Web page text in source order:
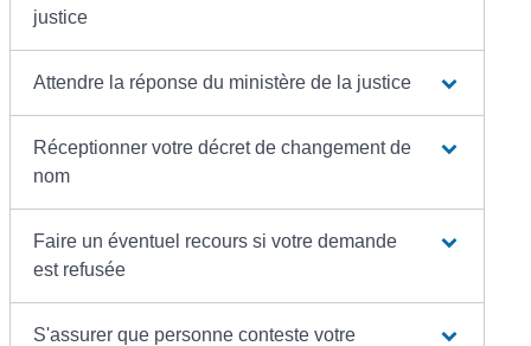
justice
Attendre la réponse du ministère de la justice
Réceptionner votre décret de changement de
nom
Faire un éventuel recours si votre demande
est refusée
S'assurer que personne conteste votre